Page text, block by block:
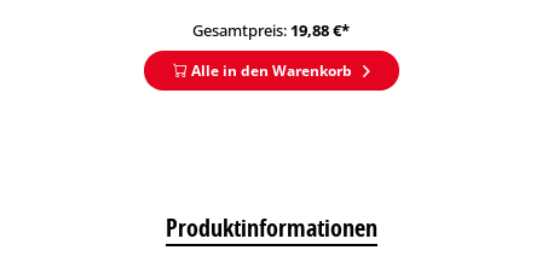
Gesamtpreis: 19,88€*
Alle in den Warenkorb
Produktinformationen